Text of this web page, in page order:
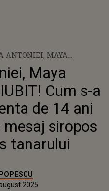
ANTONIEI, MAYA
ARE IUBIT! CUM
ADOLESCENTA DE 14
TIKTOK ȘI CE MESAJ
I-A TRANSMIS
Maya
Cum s-a
de 14 ani
mesaj siropos
tanarului
2025